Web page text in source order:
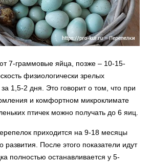
7-граммовые яйца, позже – 10-15-
физиологически зрелых
1,5-2 дня. Это говорит о том, что при
и комфортном микроклимате
птичек можно получать до 6 яиц.
приходится на 9-18 месяцы
развития. После этого показатели идут
полностью останавливается у 5-